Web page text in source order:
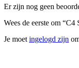
Er zijn nog geen
Wees de eerste om
Je moet ingelogd zijn